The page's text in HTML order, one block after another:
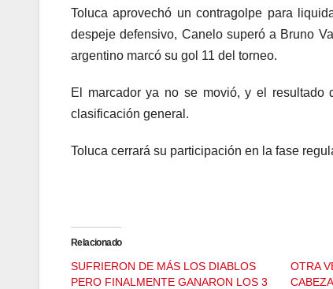
Toluca aprovechó un contragolpe para
despeje defensivo, Canelo superó a Bruno
argentino marcó su gol 11 del torneo.
El marcador ya no se movió, y el
clasificación general.
Toluca cerrará su participación en la fase
Relacionado
SUFRIERON DE MÁS LOS DIABLOS
PERO FINALMENTE GANARON LOS 3
OTRA